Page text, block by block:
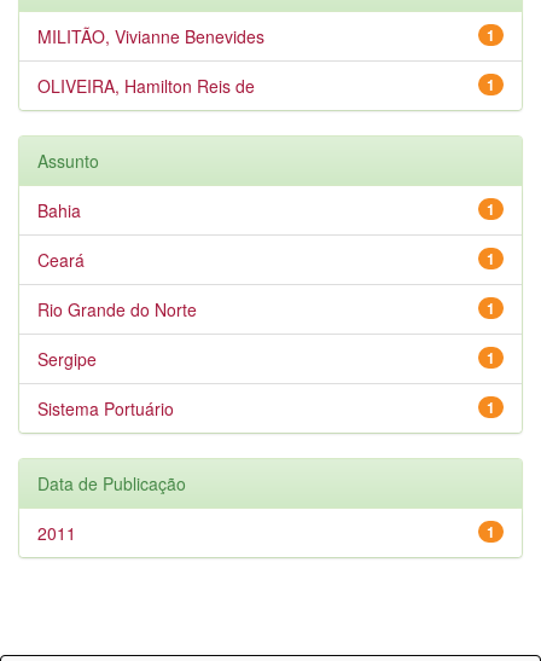
1
MILITÃO, Vivianne Benevides
1
OLIVEIRA, Hamilton Reis de
Assunto
1
Bahia
1
Ceará
1
Rio Grande do Norte
1
Sergipe
1
Sistema Portuário
Data de Publicação
1
2011